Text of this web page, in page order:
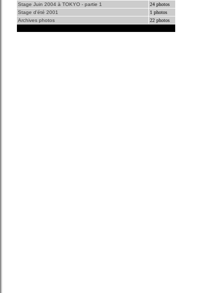
Stage Juin 2004 à TOKYO - partie 1
24 photos
Stage d'été 2001
1 photos
Archives photos
22 photos